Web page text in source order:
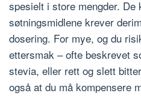
spesielt i store mengder. De
søtningsmidlene krever
dosering. For mye, og du
ettersmak – ofte beskrevet
stevia, eller rett og slett
også at du må kompensere